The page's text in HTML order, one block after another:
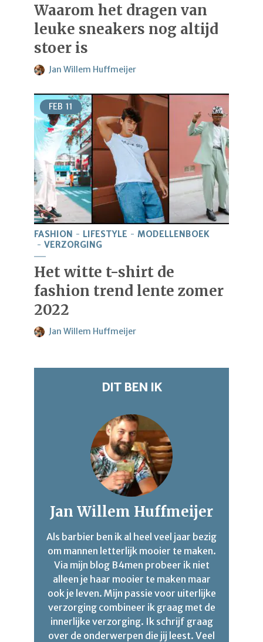
Waarom het dragen van
leuke sneakers nog altijd
stoer is
Jan Willem Huffmeijer
FEB 11
FASHION LIFESTYLE
MODELLENBOEK
VERZORGING
Het witte t-shirt de
fashion trend lente zomer
2022
Jan Willem Huffmeijer
DIT BEN IK
Jan Willem Huffmeijer
Als barbier ben ik al heel veel jaar bezig
om mannen letterlijk mooier te maken.
Via mijn blog B4men probeer ik niet
alleen je haar mooier te maken maar
ook je leven. Mijn passie voor uiterlijke
verzorging combineer ik graag met de
innerlijke verzorging. Ik schrijf graag
over de onderwerpen die jij leest. Veel